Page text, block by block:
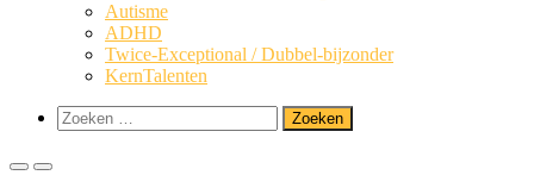
Autis­me
ADHD
Twi­­ce-Excep­­ti­o­­nal / Dubbel-bijzonder
Kern­Ta­len­ten
Toon
zoekformulier
Zoeken
naar:
PrimairPrimair